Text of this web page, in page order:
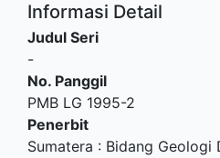
Informasi Detail
Judul Seri
-
No. Panggil
PMB LG 1995-2
Penerbit
Sumatera : Bidang Geologi